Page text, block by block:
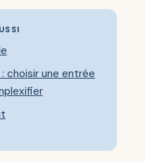
choisir une entrée